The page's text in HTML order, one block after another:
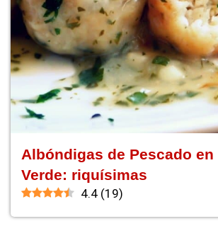
Albóndigas de Pescado en
Verde: riquísimas
4.4 (19)